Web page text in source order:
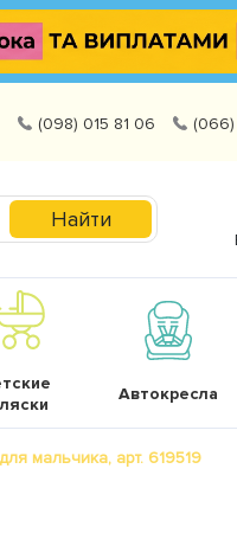
(098) 015 81 06 (066)
Найти
Автокресла
мальчика, арт. 619519